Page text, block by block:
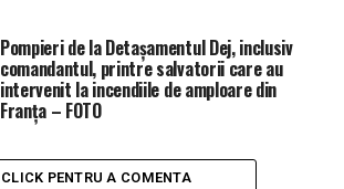
Pompieri de la Detașamentul Dej, inclusiv
comandantul, printre salvatorii care au
intervenit la incendiile de amploare din
Franța – FOTO
CLICK PENTRU A COMENTA